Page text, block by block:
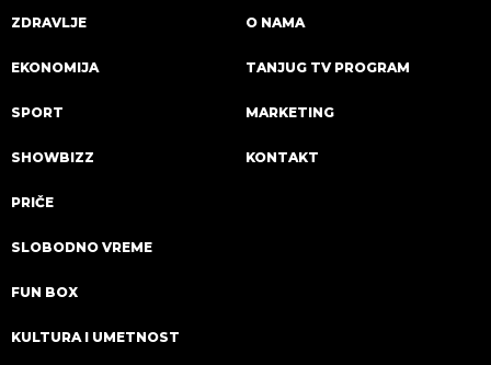
ZDRAVLJE
EKONOMIJA
SPORT
SHOWBIZZ
PRIČE
SLOBODNO VREME
FUN BOX
KULTURA I UMETNOST
O NAMA
TANJUG TV PROGRAM
MARKETING
KONTAKT